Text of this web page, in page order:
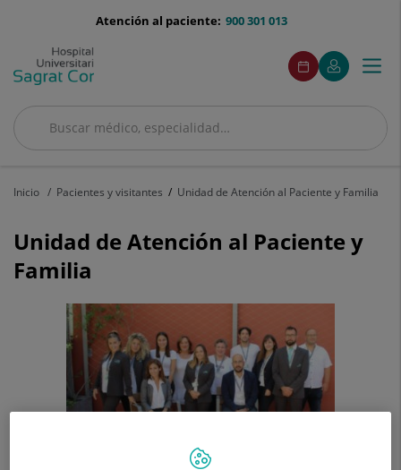
menu-
900 301 013
Atención al paciente:
Buscar
Buscar
menuAcceso
Pedir
cita
Este
enlace
se
en
Mi
Quirónsalud
Este
enlace
se
en
ventana
Menú
Inicio Pacientes y visitantes Unidad de Atención al Paciente y Familia
Unidad de Atención al Paciente y
Familia